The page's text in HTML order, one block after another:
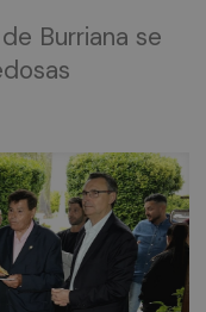
Burriana se